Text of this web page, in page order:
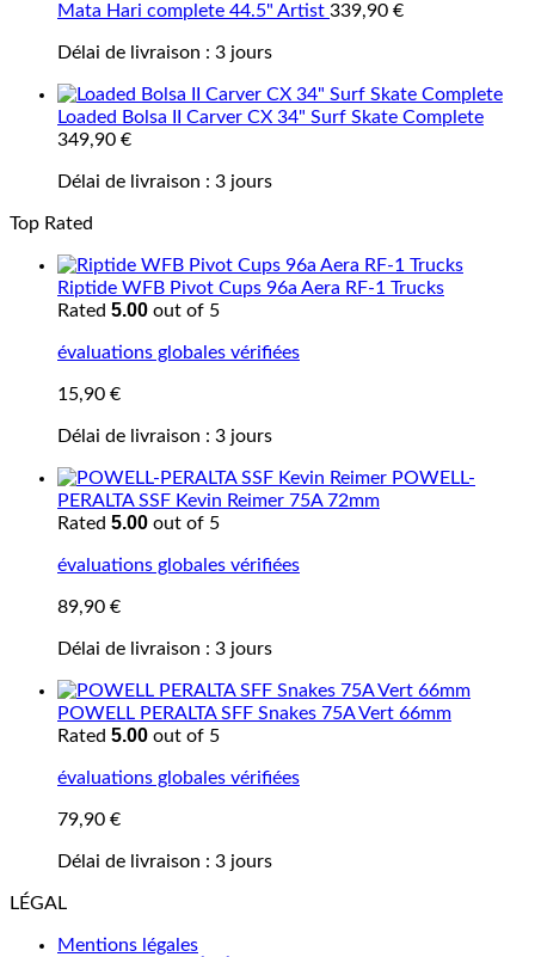
Mata Hari complete 44.5" Artist 339,90 €
Délai de livraison : 3 jours
Loaded Bolsa II Carver CX 34" Surf Skate Complete
349,90 €
Délai de livraison : 3 jours
Top Rated
Riptide WFB Pivot Cups 96a Aera RF-1 Trucks
Rated 5.00 out of 5
évaluations globales vérifiées
15,90 €
Délai de livraison : 3 jours
POWELL-
PERALTA SSF Kevin Reimer 75A 72mm
Rated 5.00 out of 5
évaluations globales vérifiées
89,90 €
Délai de livraison : 3 jours
POWELL PERALTA SFF Snakes 75A Vert 66mm
Rated 5.00 out of 5
évaluations globales vérifiées
79,90 €
Délai de livraison : 3 jours
LÉGAL
Mentions légales